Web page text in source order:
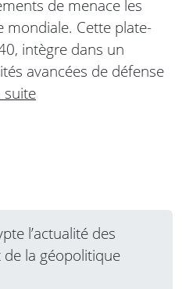
de menace les
mondiale. Cette plate-
intègre dans un
avancées de défense
suite
l’actualité des
la géopolitique